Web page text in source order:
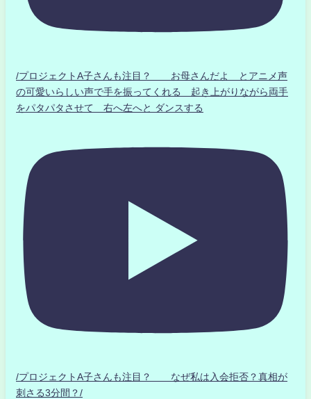
/プロジェクトA子さんも注目？ お母さんだよ とアニメ声
の可愛いらしい声で手を振ってくれる 起き上がりながら両手
をパタパタさせて 右へ左へと ダンスする
/プロジェクトA子さんも注目？ なぜ私は入会拒否？真相が
刺さる3分間？/